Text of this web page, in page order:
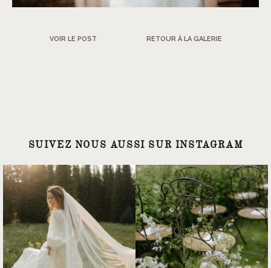
VOIR LE POST RETOUR À LA GALERIE
SUIVEZ NOUS AUSSI SUR INSTAGRAM